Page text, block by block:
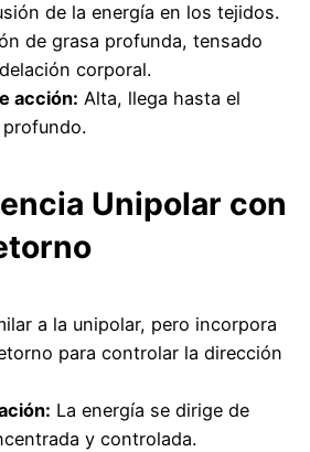
de la energía en los tejidos.
de grasa profunda, tensado
corporal.
acción: Alta, llega hasta el
Unipolar con
a la unipolar, pero incorpora
para controlar la dirección
La energía se dirige de
y controlada.